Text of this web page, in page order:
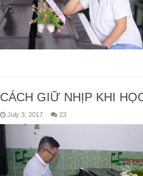
CÁCH GIỮ NHỊP KHI
July 3, 2017 23